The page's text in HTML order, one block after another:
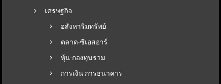
เศรษฐกิจ
อสังหาริมทรัพย์
ตลาด-ซีเอสอาร์
หุ้น-กองทุนรวม
การเงิน การธนาคาร